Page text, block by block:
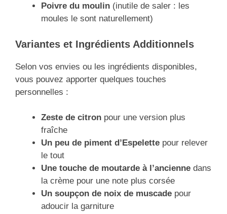
Poivre du moulin (inutile de saler : les
moules le sont naturellement)
Variantes et Ingrédients Additionnels
Selon vos envies ou les ingrédients disponibles,
vous pouvez apporter quelques touches
personnelles :
Zeste de citron pour une version plus
fraîche
Un peu de piment d’Espelette pour relever
le tout
Une touche de moutarde à l’ancienne dans
la crème pour une note plus corsée
Un soupçon de noix de muscade pour
adoucir la garniture